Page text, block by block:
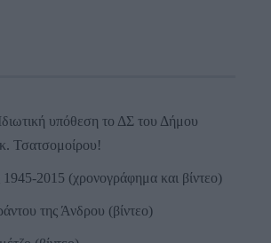
υπόθεση το ΔΣ του Δήμου
Τσατσομοίρου!
1945-2015 (χρονογράφημα και βίντεο)
της Άνδρου (βίντεο)